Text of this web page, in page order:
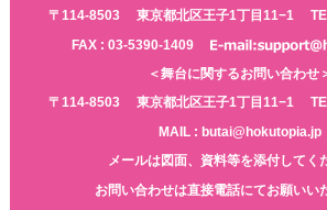
〒114-8503
東京都北区王子1丁目11−1
FAX : 03-5390-1409
＜舞台に関するお問い合わせ
〒114-8503
東京都北区王子1丁目11−1
MAIL : butai@hokutopia.jp
メールは図面、資料等を添付してく
お問い合わせは直接電話にてお願いい